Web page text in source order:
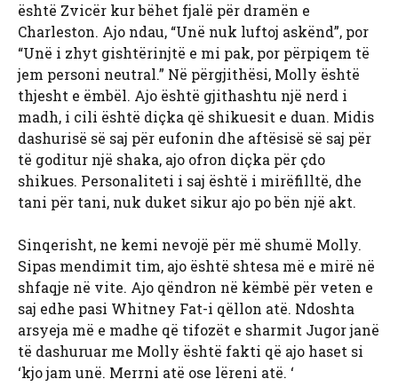
është Zvicër kur bëhet fjalë për dramën e
Charleston. Ajo ndau, “Unë nuk luftoj askënd”, por
“Unë i zhyt gishtërinjtë e mi pak, por përpiqem të
jem personi neutral.” Në përgjithësi, Molly është
thjesht e ëmbël. Ajo është gjithashtu një nerd i
madh, i cili është diçka që shikuesit e duan. Midis
dashurisë së saj për eufonin dhe aftësisë së saj për
të goditur një shaka, ajo ofron diçka për çdo
shikues. Personaliteti i saj është i mirëfilltë, dhe
tani për tani, nuk duket sikur ajo po bën një akt.
Sinqerisht, ne kemi nevojë për më shumë Molly.
Sipas mendimit tim, ajo është shtesa më e mirë në
shfaqje në vite. Ajo qëndron në këmbë për veten e
saj edhe pasi Whitney Fat-i qëllon atë. Ndoshta
arsyeja më e madhe që tifozët e sharmit Jugor janë
të dashuruar me Molly është fakti që ajo haset si
‘kjo jam unë. Merrni atë ose lëreni atë. ‘